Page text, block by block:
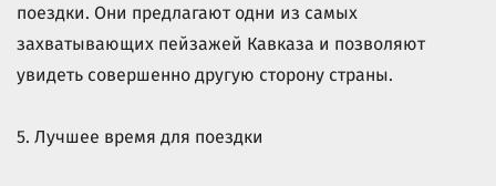
поездки. Они предлагают одни из самых
захватывающих пейзажей Кавказа и позволяют
увидеть совершенно другую сторону страны.
5. Лучшее время для поездки